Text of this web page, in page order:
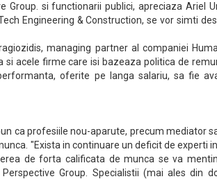
Group. si functionarii publici, apreciaza Ariel
Engineering & Construction, se vor simti
managing partner al companiei
si acele firme care isi bazeaza politica de
oferite pe langa salariu, sa fie
ca profesiile nou-aparute, precum mediator
"Exista in continuare un deficit de experti
de forta calificata de munca se va
Group. Specialistii (mai ales din